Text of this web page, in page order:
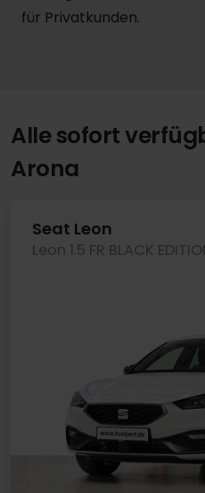
für Privatkunden.
Alle sofort
Arona
Seat Leon
Leon 1.5 FR BLACK